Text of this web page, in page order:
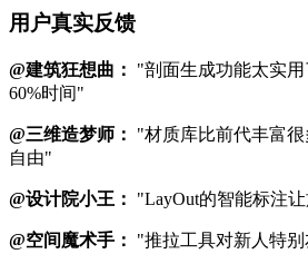
用户真实反馈
@建筑狂想曲：
"剖面生成功能太实
60%时间"
@三维造梦师：
"材质库比前代丰富
自由"
@设计院小王： "LayOut的智能标注
@空间魔术手：
"推拉工具对新人特